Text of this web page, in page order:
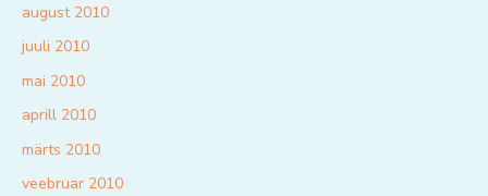
august 2010
juuli 2010
mai 2010
aprill 2010
märts 2010
veebruar 2010